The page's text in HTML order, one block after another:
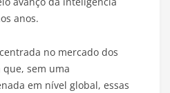
anos.
no mercado dos
que, sem uma
em nível global, essas